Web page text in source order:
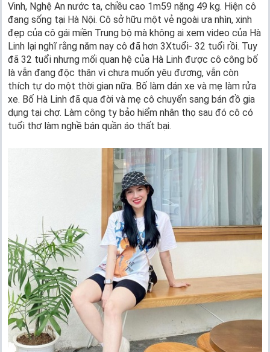
Vinh, Nghệ An nước ta, chiều cao 1m59 nặng 49 kg. Hiện cô
đang sống tại Hà Nội. Cô sở hữu một vẻ ngoài ưa nhìn, xinh
đẹp của cô gái miền Trung bộ mà không ai xem video của Hà
Linh lại nghĩ rằng năm nay cô đã hơn 3Xtuổi- 32 tuổi rồi. Tuy
đã 32 tuổi nhưng mối quan hệ của Hà Linh được cô công bố
là vẫn đang độc thân vì chưa muốn yêu đương, vẫn còn
thích tự do một thời gian nữa. Bố làm dán xe và mẹ làm rửa
xe. Bố Hà Linh đã qua đời và mẹ cô chuyển sang bán đồ gia
dụng tại chợ. Làm công ty bảo hiểm nhân thọ sau đó cô có
tuổi thơ làm nghề bán quần áo thất bại.